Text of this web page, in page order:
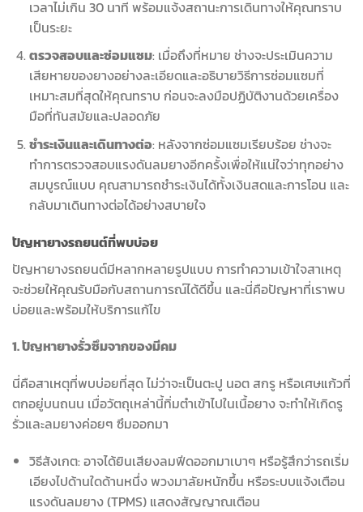
เวลาไม่เกิน 30 นาที พร้อมแจ้งสถานะการเดินทางให้คุณทราบ
เป็นระยะ
ตรวจสอบและซ่อมแซม: เมื่อถึงที่หมาย ช่างจะประเมินความ
เสียหายของยางอย่างละเอียดและอธิบายวิธีการซ่อมแซมที่
เหมาะสมที่สุดให้คุณทราบ ก่อนจะลงมือปฏิบัติงานด้วยเครื่อง
มือที่ทันสมัยและปลอดภัย
ชำระเงินและเดินทางต่อ: หลังจากซ่อมแซมเรียบร้อย ช่างจะ
ทำการตรวจสอบแรงดันลมยางอีกครั้งเพื่อให้แน่ใจว่าทุกอย่าง
สมบูรณ์แบบ คุณสามารถชำระเงินได้ทั้งเงินสดและการโอน และ
กลับมาเดินทางต่อได้อย่างสบายใจ
ปัญหายางรถยนต์ที่พบบ่อย
ปัญหายางรถยนต์มีหลากหลายรูปแบบ การทำความเข้าใจสาเหตุ
จะช่วยให้คุณรับมือกับสถานการณ์ได้ดีขึ้น และนี่คือปัญหาที่เราพบ
บ่อยและพร้อมให้บริการแก้ไข
1. ปัญหายางรั่วซึมจากของมีคม
นี่คือสาเหตุที่พบบ่อยที่สุด ไม่ว่าจะเป็นตะปู นอต สกรู หรือเศษแก้วที่
ตกอยู่บนถนน เมื่อวัตถุเหล่านี้ทิ่มตำเข้าไปในเนื้อยาง จะทำให้เกิดรู
รั่วและลมยางค่อยๆ ซึมออกมา
วิธีสังเกต: อาจได้ยินเสียงลมฟีดออกมาเบาๆ หรือรู้สึกว่ารถเริ่ม
เอียงไปด้านใดด้านหนึ่ง พวงมาลัยหนักขึ้น หรือระบบแจ้งเตือน
แรงดันลมยาง (TPMS) แสดงสัญญาณเตือน